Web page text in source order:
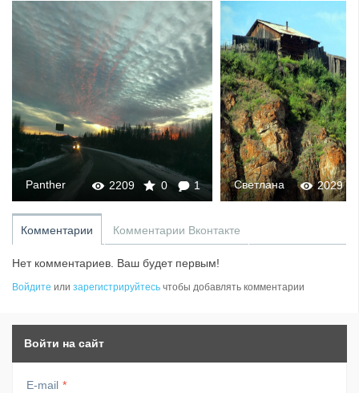
2209 0 1
Panther 2029
Светлана
Комментарии Комментарии Вконтакте
Нет комментариев. Ваш будет первым!
Войдите или зарегистрируйтесь чтобы добавлять комментарии
Войти на сайт
E-mail